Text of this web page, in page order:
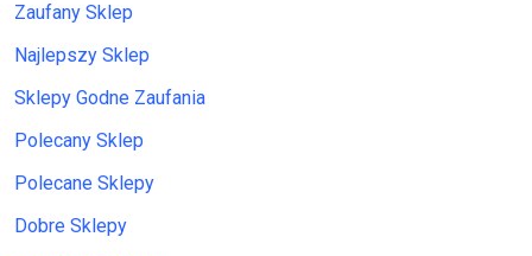
Zaufany Sklep
Najlepszy Sklep
Sklepy Godne Zaufania
Polecany Sklep
Polecane Sklepy
Dobre Sklepy